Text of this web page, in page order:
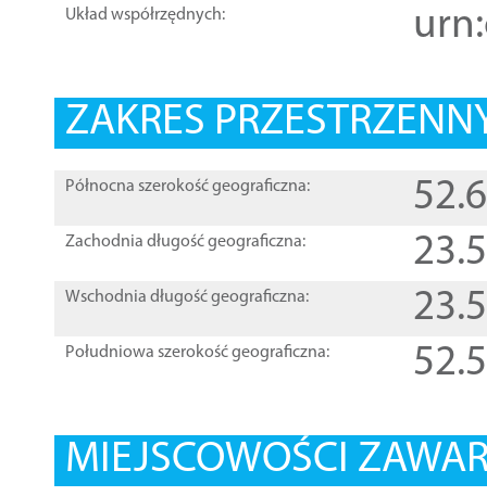
Układ współrzędnych:
ZAKRES
Północna szerokość geograficzna:
Zachodnia długość geograficzna:
Wschodnia długość geograficzna:
Południowa szerokość geograficzna:
MIEJSCOWOŚCI